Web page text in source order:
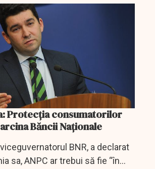
Protecția consumatorilor
Băncii Naționale
BNR, a declarat
sa, ANPC ar trebui să fie “în